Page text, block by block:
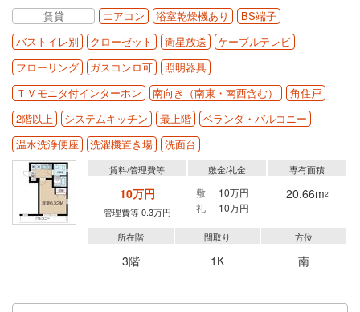
賃貸 エアコン 浴室乾燥機あり
BS端子
バストイレ別
クローゼット 衛星放送
ケーブルテレビ
フローリング
ガスコンロ可
照明器具
ＴＶモニタ付インターホン
南向き（南東・南西含む）
角住戸
2階以上
システムキッチン 最上階
ベランダ・バルコニー
温水洗浄便座
洗濯機置き場 洗面台
賃料/管理費等
10万円
管理費等 0.3万円
敷金/礼金
敷
10万円
礼
10万円
専有面積
20.66m2
所在階
3階
間取り
1K
方位
南